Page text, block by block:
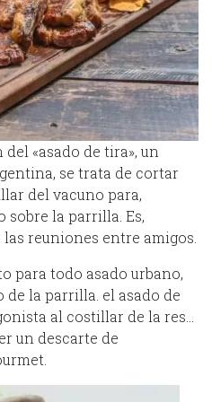
«asado de tira», un
se trata de cortar
del vacuno para,
la parrilla. Es,
reuniones entre amigos.
para todo asado urbano,
de la parrilla. el asado de
al costillar de la res…
un descarte de